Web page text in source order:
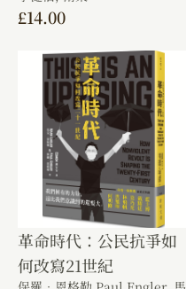
£14.00
革命時代：公民抗爭如
何改寫21世紀